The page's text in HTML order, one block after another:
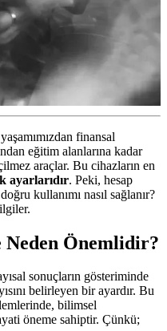
finansal
eğitim alanlarına kadar
araçlar. Bu cihazların en
ayarlarıdır. Peki, hesap
kullanımı nasıl sağlanır?
Neden Önemlidir?
sonuçların gösteriminde
belirleyen bir ayardır. Bu
bilimsel
öneme sahiptir. Çünkü;